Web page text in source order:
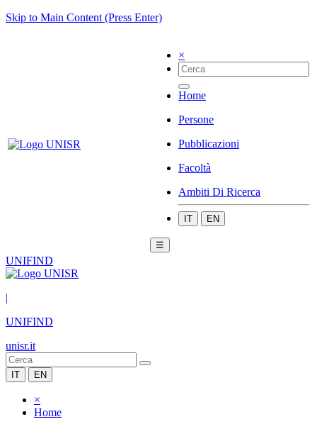
Skip to Main Content (Press Enter)
×
Home
Persone
Pubblicazioni
Facoltà
Ambiti Di Ricerca
IT EN
☰
UNIFIND
|
UNIFIND
unisr.it
IT EN
×
Home